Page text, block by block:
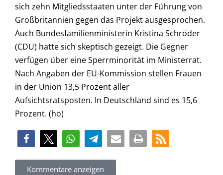
sich zehn Mitgliedsstaaten unter der Führung von
Großbritannien gegen das Projekt ausgesprochen.
Auch Bundesfamilienministerin Kristina Schröder
(CDU) hatte sich skeptisch gezeigt. Die Gegner
verfügen über eine Sperrminorität im Ministerrat.
Nach Angaben der EU-Kommission stellen Frauen
in der Union 13,5 Prozent aller
Aufsichtsratsposten. In Deutschland sind es 15,6
Prozent. (ho)
Kommentare anzeigen